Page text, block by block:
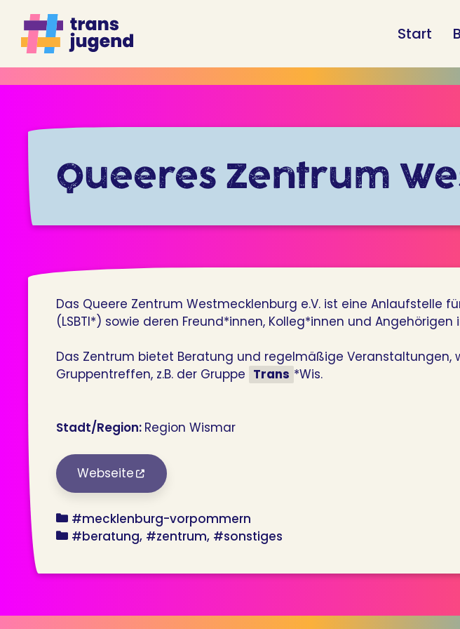
Inhalt
springen
Start
Queeres Zentrum
Das Queere Zentrum Westmecklenburg e.V. ist eine Anlaufstelle
(LSBTI*) sowie deren Freund*innen, Kolleg*innen und
Das Zentrum bietet Beratung und regelmäßige Veranstaltungen,
Gruppentreffen, z.B. der Gruppe Trans *Wis.
Stadt/Region: Region Wismar
Webseite
bundesland
#mecklenburg-vorpommern
angebot
#beratung #zentrum #sonstiges